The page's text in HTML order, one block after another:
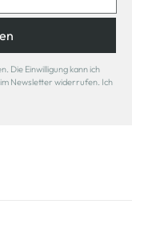
Die Einwilligung kann ich
Newsletter widerrufen. Ich